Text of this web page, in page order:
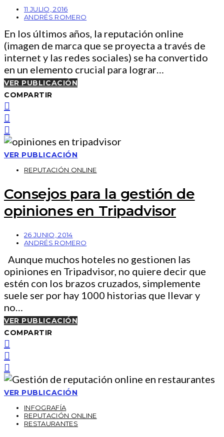
11 JULIO, 2016
ANDRÉS ROMERO
En los últimos años, la reputación online
(imagen de marca que se proyecta a través de
internet y las redes sociales) se ha convertido
en un elemento crucial para lograr…
VER PUBLICACIÓN
COMPARTIR
VER PUBLICACIÓN
REPUTACIÓN ONLINE
Consejos para la gestión de
opiniones en Tripadvisor
26 JUNIO, 2014
ANDRÉS ROMERO
Aunque muchos hoteles no gestionen las
opiniones en Tripadvisor, no quiere decir que
estén con los brazos cruzados, simplemente
suele ser por hay 1000 historias que llevar y
no…
VER PUBLICACIÓN
COMPARTIR
VER PUBLICACIÓN
INFOGRAFÍA
REPUTACIÓN ONLINE
RESTAURANTES